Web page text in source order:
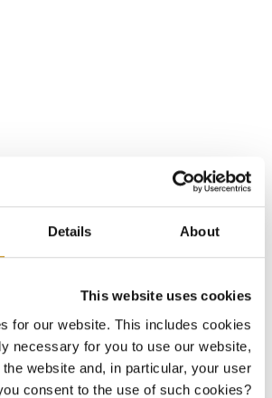
Details About
This website uses cookies
for our website. This includes cookies
necessary for you to use our website,
website and, in particular, your user
consent to the use of such cookies?